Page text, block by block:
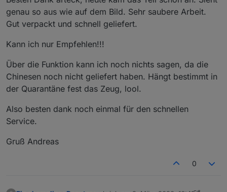
aufgedruckt..
zusätzlich externer Antennenanschluss + 3 € (mit innen
leiter oder ohne, hängt von der Antenne ab die man
verwenden möchte (WLAN Antenne))
oder einWohlfühlpaket all incl.
wahlweise als
37 € Briefversand
40 € als Einschreiben
kontakt per PN
Geräte.. keine Abbrüche
nachtrag
genau so aus wie auf dem Bild. Sehr saubere Arbeit.
Gut verpackt und schnell geliefert.
Kann ich nur Empfehlen!!!
Über die Funktion kann ich noch nichts sagen, da die
Chinesen noch nicht geliefert haben. Hängt bestimmt in
der Quarantäne fest das Zeug, lool.
Also besten dank noch einmal für den schnellen
Service.
Gruß Andreas
0